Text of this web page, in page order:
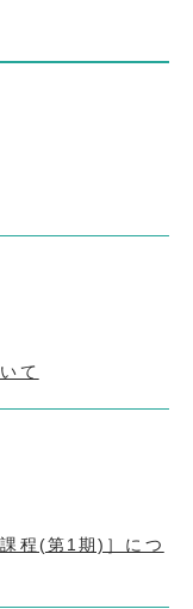
て
程(第1期)］につ